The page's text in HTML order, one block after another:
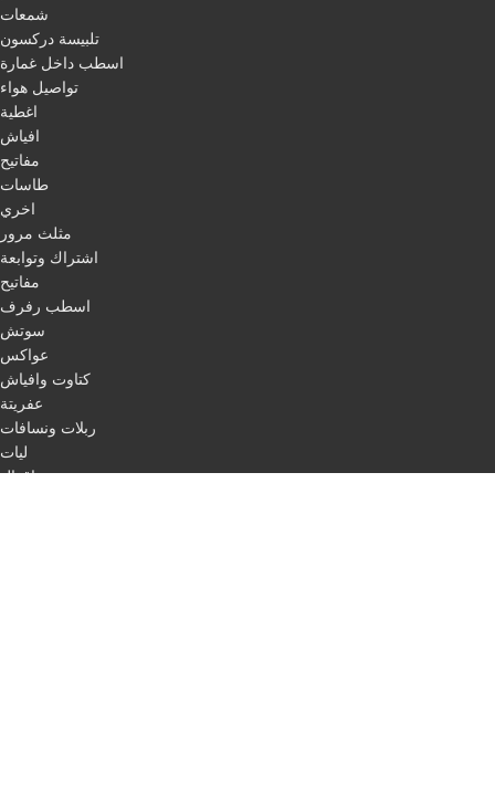
شمعات
تلبيسة دركسون
اسطب داخل غمارة
تواصيل هواء
اغطية
افياش
مفاتيح
طاسات
اخري
مثلث مرور
اشتراك وتوابعة
مفاتيح
اسطب رفرف
سوتش
عواكس
كتاوت وافياش
عفريتة
ربلات ونسافات
ليات
اقفال